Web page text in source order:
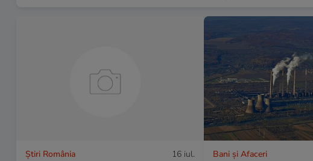
Știri România 16 iul. Bani și Afaceri